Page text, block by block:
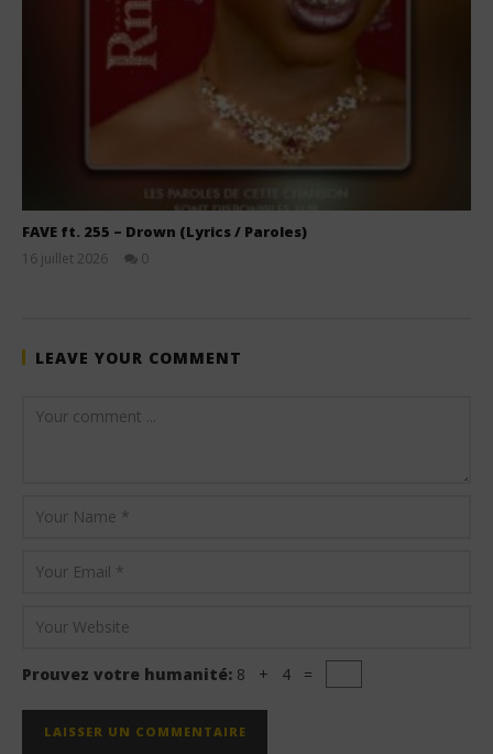
FAVE ft. 255 – Drown (Lyrics / Paroles)
16 juillet 2026
0
LEAVE YOUR COMMENT
Prouvez votre humanité: 8 + 4 =